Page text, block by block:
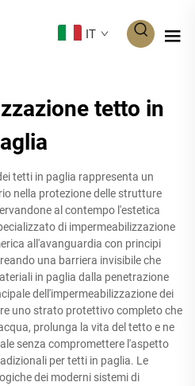
IT
tetto in
tetti in paglia rappresenta un
nella protezione delle strutture
al contempo l'estetica
di impermeabilizzazione
all'avanguardia con principi
una barriera invisibile che
in paglia dalla penetrazione
dell'impermeabilizzazione dei
uno strato protettivo completo che
prolunga la vita del tetto e ne
senza compromettere l'aspetto
per tetti in paglia. Le
dei moderni sistemi di